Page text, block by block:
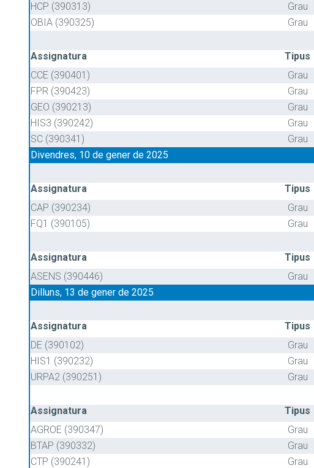
HCP (390313)
Grau
OBIA (390325)
Grau
Assignatura Tipus
CCE (390401)
Grau
FPR (390423)
Grau
GEO (390213)
Grau
HIS3 (390242)
Grau
SC (390341)
Grau
Divendres, 10 de gener de 2025
Assignatura Tipus
CAP (390234)
Grau
FQ1 (390105)
Grau
Assignatura Tipus
ASENS (390446)
Grau
Dilluns, 13 de gener de 2025
Assignatura Tipus
DE (390102)
Grau
HIS1 (390232)
Grau
URPA2 (390251)
Grau
Assignatura Tipus
AGROE (390347)
Grau
BTAP (390332)
Grau
CTP (390241)
Grau